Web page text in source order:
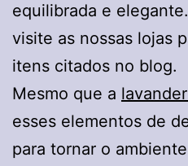
equilibrada e
visite as nossas lojas
itens citados no blog.
Mesmo que a
esses elementos de
para tornar o